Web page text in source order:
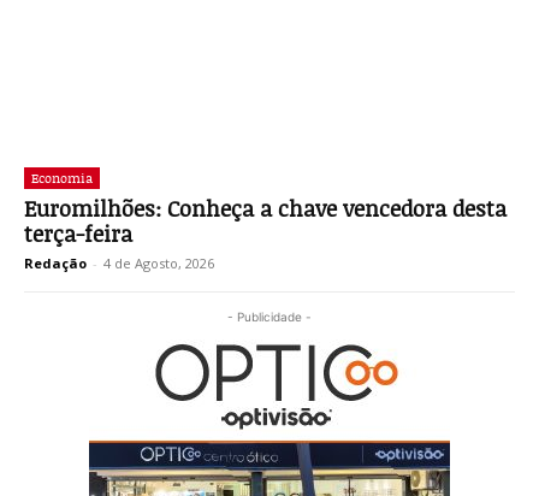
Economia
Euromilhões: Conheça a chave vencedora desta
terça-feira
Redação - 4 de Agosto, 2026
- Publicidade -